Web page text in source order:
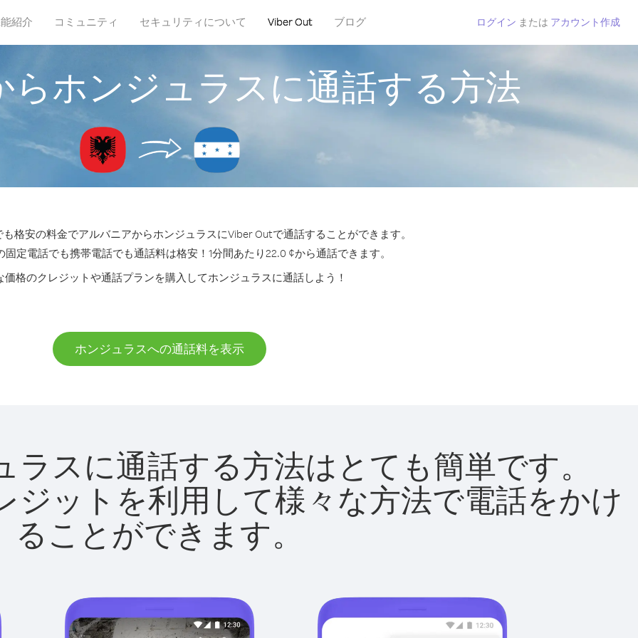
紹介 コミュニティ セキュリティについて Viber Out ブログ ログイン または アカウント作成
らホンジュラスに通話する方法
格安の料金でアルバニアからホンジュラスにViber Outで通話することができます。
固定電話でも携帯電話でも通話料は格安！1分間あたり22.0 ¢から通話できます。
価格のクレジットや通話プランを購入してホンジュラスに通話しよう！
ホンジュラスへの通話料を表示
スに通話する方法はとても簡単です。
ジットを利用して様々な方法で電話をかけ
ることができます。